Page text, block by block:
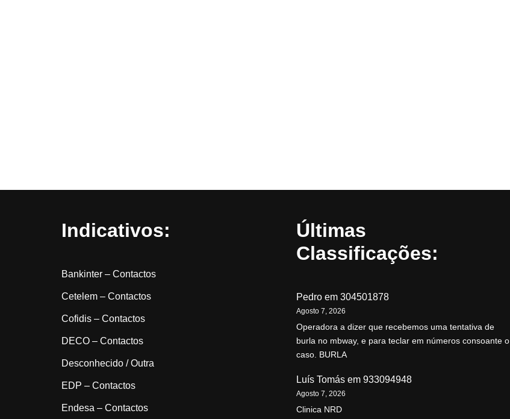
Indicativos:
Bankinter – Contactos
Cetelem – Contactos
Cofidis – Contactos
DECO – Contactos
Desconhecido / Outra
EDP – Contactos
Endesa – Contactos
Últimas
Classificações:
Pedro em 304501878
Agosto 7, 2026
Operadora a dizer que recebemos uma tentativa de
burla no mbway, e para teclar em números consoante o
caso. BURLA
Luís Tomás em 933094948
Agosto 7, 2026
Clinica NRD